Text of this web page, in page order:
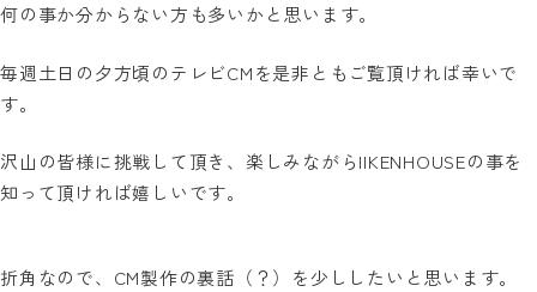
何の事か分からない方も多いかと思います。
毎週土日の夕方頃のテレビCMを是非ともご覧頂ければ幸いで
す。
沢山の皆様に挑戦して頂き、楽しみながらIIKENHOUSEの事を
知って頂ければ嬉しいです。
折角なので、CM製作の裏話（？）を少ししたいと思います。